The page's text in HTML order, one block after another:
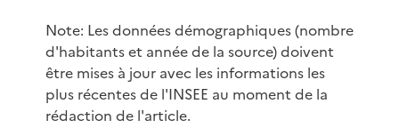
Note: Les données démographiques (nombre
d'habitants et année de la source) doivent
être mises à jour avec les informations les
plus récentes de l'INSEE au moment de la
rédaction de l'article.